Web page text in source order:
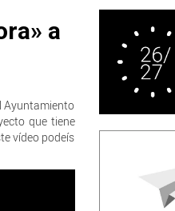
a
Ayuntamiento
que tiene
vídeo podeís